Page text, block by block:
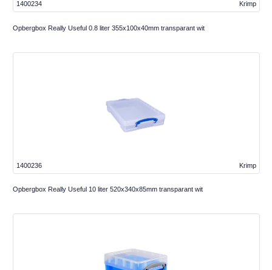
Krimp
1400234
Opbergbox Really Useful 0.8 liter 355x100x40mm transparant wit
Krimp
1400236
Opbergbox Really Useful 10 liter 520x340x85mm transparant wit